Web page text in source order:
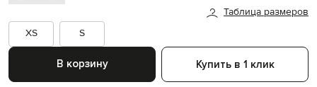
Таблица размеров
XS
S
В корзину Купить в 1 клик